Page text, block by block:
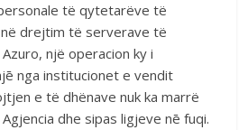
të qytetarëve të
drejtim të serverave të
një operacion ky i
nga institucionet e vendit
e të dhënave nuk ka marrë
dhe sipas ligjeve nē fuqi.